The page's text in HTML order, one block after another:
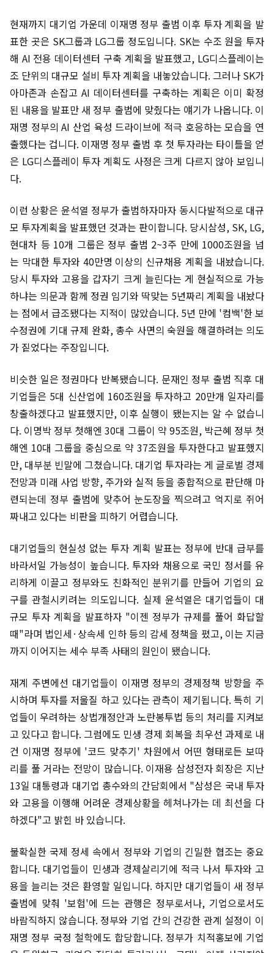
현재까지 대기업 가운데 이재명 정부 출범 이후 투자 계획을 발
표한 곳은 SK그룹과 LG그룹 정도입니다. SK는 수조 원을 투자
해 AI 전용 데이터센터 구축 계획을 발표했고, LG디스플레이는
조 단위의 대규모 설비 투자 계획을 내놓았습니다. 그러나 SK가
아마존과 손잡고 AI 데이터센터를 구축하는 계획은 이미 확정
된 내용을 발표만 새 정부 출범에 맞췄다는 얘기가 나옵니다. 이
재명 정부의 AI 산업 육성 드라이브에 적극 호응하는 모습을 연
출했다는 겁니다. 이재명 정부 출범 후 첫 투자라는 타이틀을 얻
은 LG디스플레이 투자 계획도 사정은 크게 다르지 않아 보입니
다.
이런 상황은 윤석열 정부가 출범하자마자 동시다발적으로 대규
모 투자계획을 발표했던 것과는 판이합니다. 당시삼성, SK, LG,
현대차 등 10개 그룹은 정부 출범 2~3주 만에 1000조원을 넘
는 막대한 투자와 40만명 이상의 신규채용 계획을 내놨습니다.
당시 투자와 고용을 갑자기 크게 늘린다는 게 현실적으로 가능
하냐는 의문과 함께 정권 임기와 딱맞는 5년짜리 계획을 내놨다
는 점에서 급조됐다는 지적이 많았습니다. 5년 만에 '컴백'한 보
수정권에 기대 규제 완화, 총수 사면의 숙원을 해결하려는 의도
가 짙었다는 주장입니다.
비슷한 일은 정권마다 반복됐습니다. 문재인 정부 출범 직후 대
기업들은 5대 신산업에 160조원을 투자하고 20만개 일자리를
창출하겠다고 발표했지만, 이후 실행이 됐는지는 알 수 없습니
다. 이명박 정부 첫해엔 30대 그룹이 약 95조원, 박근혜 정부 첫
해엔 10대 그룹을 중심으로 약 37조원을 투자한다고 발표했지
만, 대부분 빈말에 그쳤습니다. 대기업 투자라는 게 글로벌 경제
전망과 미래 사업 방향, 주가와 실적 등을 종합적으로 판단해 마
련되는데 정부 출범에 맞추어 눈도장을 찍으려고 억지로 쥐어
짜내고 있다는 비판을 피하기 어렵습니다.
대기업들의 현실성 없는 투자 계획 발표는 정부에 반대 급부를
바라서일 가능성이 높습니다. 투자와 채용으로 국민 정서를 유
리하게 이끌고 정부와도 친화적인 분위기를 만들어 기업의 요
구를 관철시키려는 의도입니다. 실제 윤석열은 대기업들이 대
규모 투자 계획을 발표하자 "이젠 정부가 규제를 풀어 화답할
때"라며 법인세·상속세 인하 등의 감세 정책을 폈고, 이는 지금
까지 이어지는 세수 부족 사태의 원인이 됐습니다.
재계 주변에선 대기업들이 이재명 정부의 경제정책 방향을 주
시하며 투자를 저울질 하고 있다는 관측이 제기됩니다. 특히 기
업들이 우려하는 상법개정안과 노란봉투법 등의 처리를 지켜보
고 있다고 합니다. 그럼에도 민생 경제 회복을 최우선 과제로 내
건 이재명 정부에 '코드 맞추기' 차원에서 어떤 형태로든 보따
리를 풀 거라는 전망이 많습니다. 이재용 삼성전자 회장은 지난
13일 대통령과 대기업 총수와의 간담회에서 "삼성은 국내 투자
와 고용을 이행해 어려운 경제상황을 헤쳐나가는 데 최선을 다
하겠다"고 밝힌 바 있습니다.
불확실한 국제 정세 속에서 정부와 기업의 긴밀한 협조는 중요
합니다. 대기업들이 민생과 경제살리기에 적극 나서 투자와 고
용을 늘리는 것은 환영할 일입니다. 하지만 대기업들이 새 정부
출범에 맞춰 '보험'에 드는 관행은 정부로서나, 기업으로서도
바람직하지 않습니다. 정부와 기업 간의 건강한 관계 설정이 이
재명 정부 국정 철학에도 합당합니다. 정부가 치적홍보에 기업